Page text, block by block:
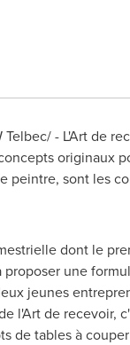
- L'Art de
originaux
peintre, sont les
dont le
une
jeunes
l'Art de recevoir,
de tables à